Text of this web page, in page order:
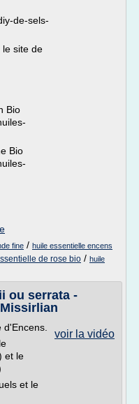
de-sels-
le site de
Bio
Bio
fine / huile essentielle encens
de rose bio / huile
ou serrata -
voir la vidéo
et le
et le